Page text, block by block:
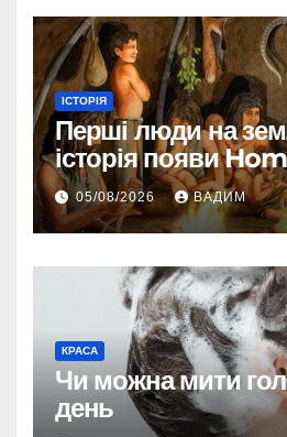
ІСТОРІЯ
Перші люди на
історія появи
05/08/2026 ВАДИМ
КРАСА
Чи можна мити
день